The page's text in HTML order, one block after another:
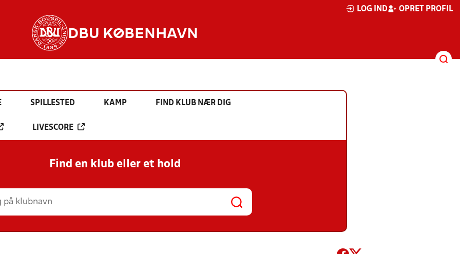
LOG IND OPRET PROFIL
DBU KØBENHAVN
SPILLESTED KAMP FIND KLUB NÆR DIG
LIVESCORE
Find en klub eller et hold